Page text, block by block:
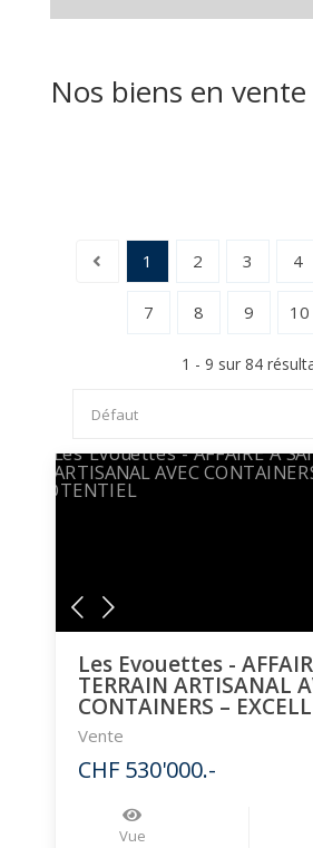
Nos biens en vente
1 2 3 4
7 8 9 10
1 - 9 sur 84
Les Evouettes -
TERRAIN ARTISANAL
CONTAINERS –
Vente
CHF 530'000.-
Vue